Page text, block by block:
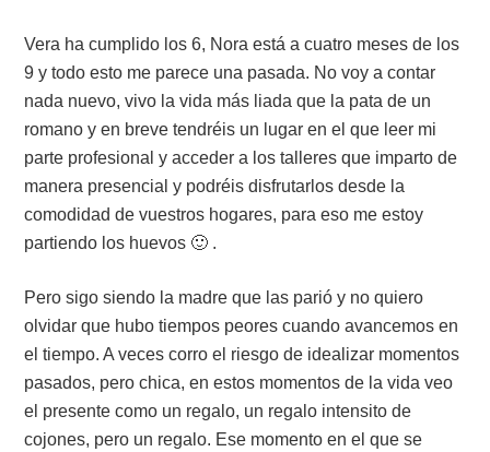
Vera ha cumplido los 6, Nora está a cuatro meses de los
9 y todo esto me parece una pasada. No voy a contar
nada nuevo, vivo la vida más liada que la pata de un
romano y en breve tendréis un lugar en el que leer mi
parte profesional y acceder a los talleres que imparto de
manera presencial y podréis disfrutarlos desde la
comodidad de vuestros hogares, para eso me estoy
partiendo los huevos 🙂 .
Pero sigo siendo la madre que las parió y no quiero
olvidar que hubo tiempos peores cuando avancemos en
el tiempo. A veces corro el riesgo de idealizar momentos
pasados, pero chica, en estos momentos de la vida veo
el presente como un regalo, un regalo intensito de
cojones, pero un regalo. Ese momento en el que se